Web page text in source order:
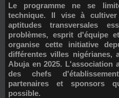
Le programme ne se
technique. Il vise à
aptitudes transversales
problèmes, esprit d'équipe
organise cette initiative
différentes villes nigérianes,
Abuja en 2025. L'association
des chefs
partenaires et sponsors
possible.